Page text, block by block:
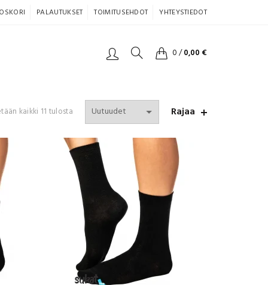
PALAUTUKSET TOIMITUSEHDOT YHTEYSTIEDOT
0/0,00 €
kaikki 11 tulosta Sorted
latest
Rajaa